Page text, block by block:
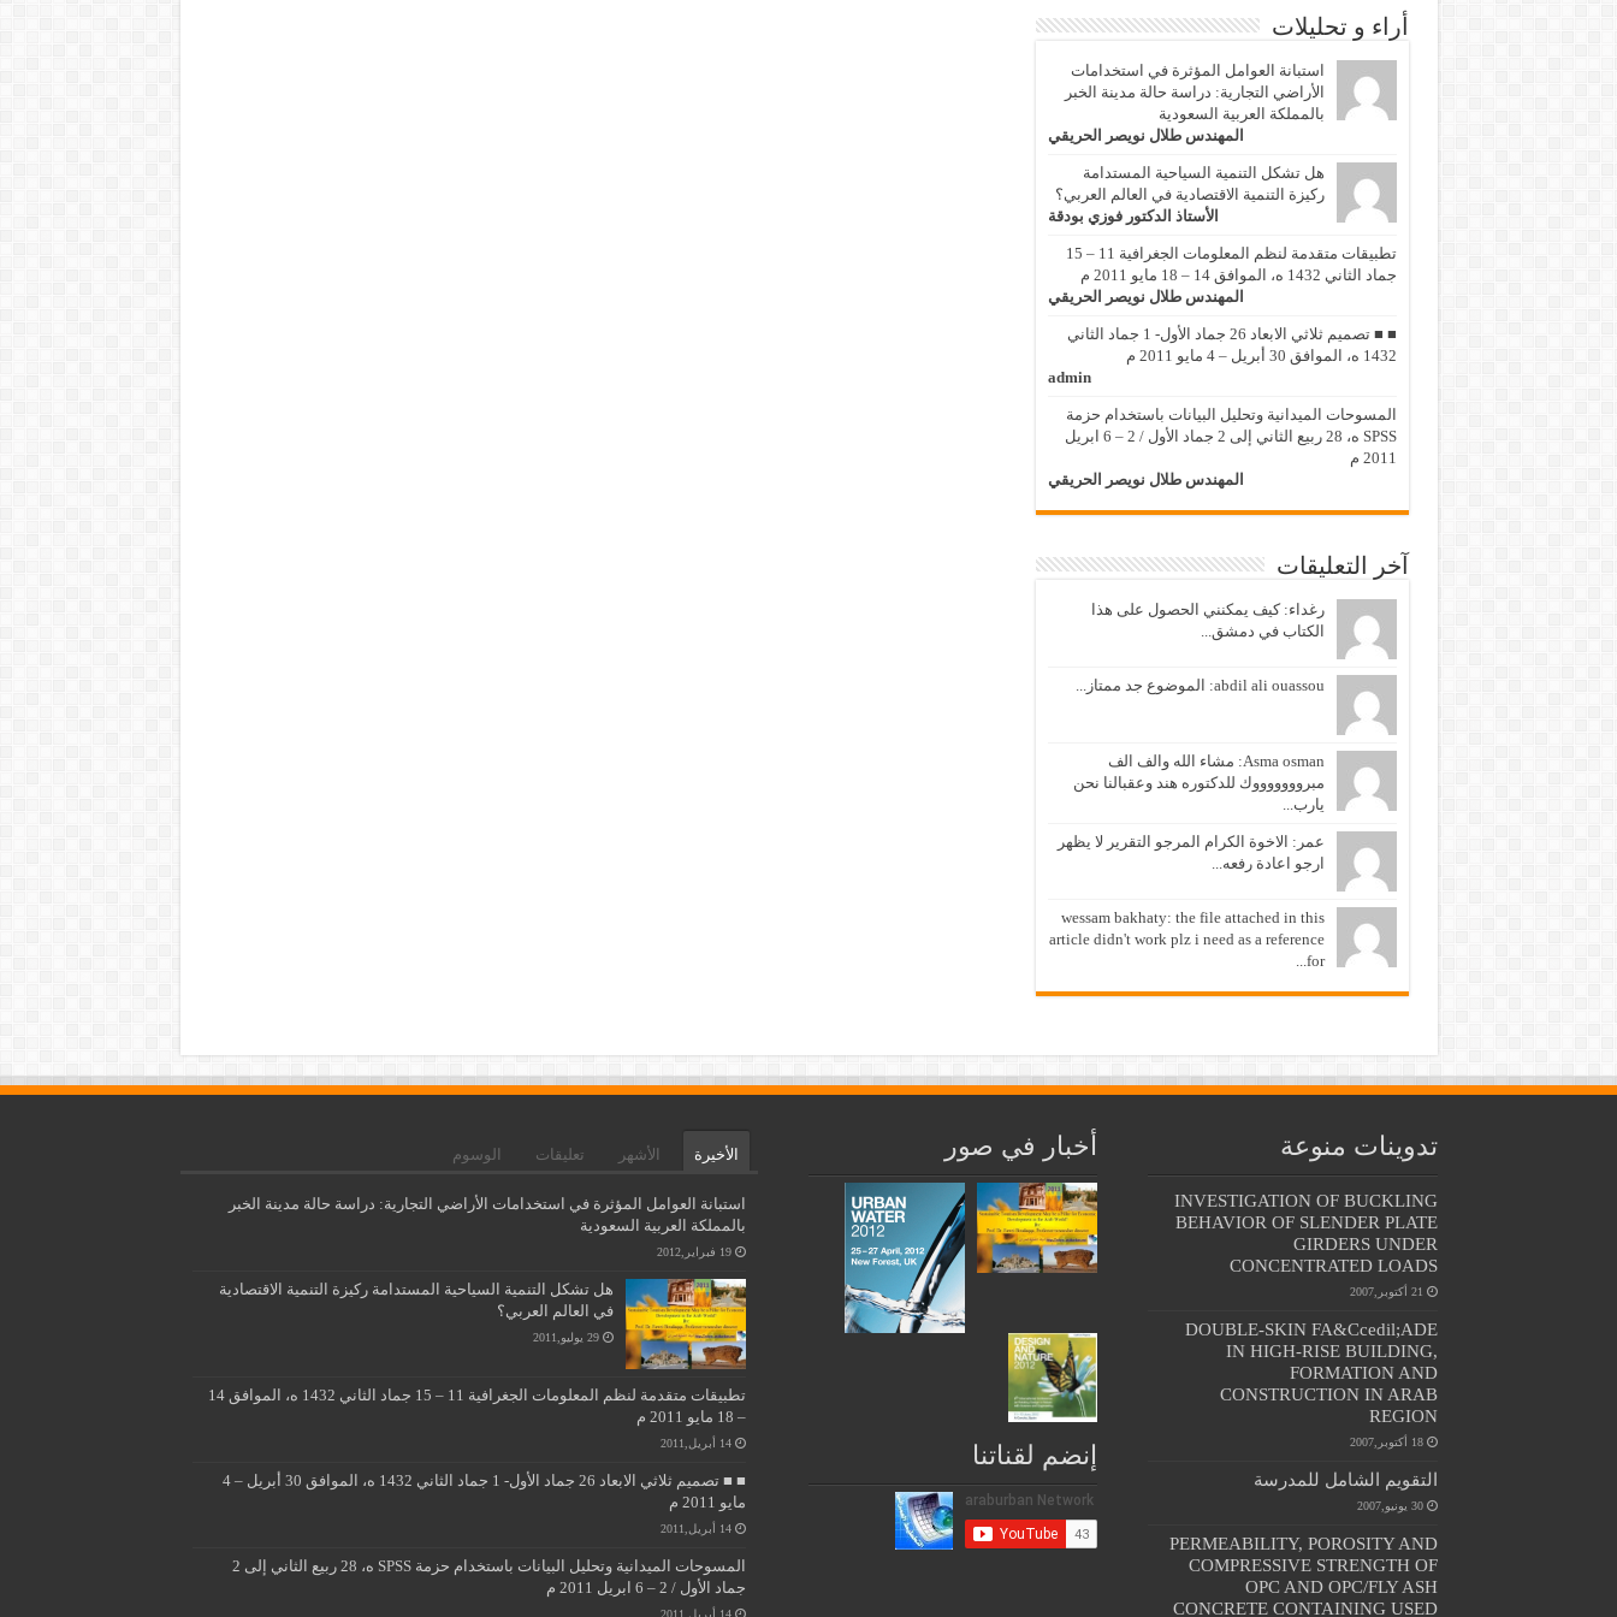
أراء و تحليلات
استبانة العوامل المؤثرة في استخدامات
الأراضي التجارية: دراسة حالة مدينة الخبر
بالمملكة العربية السعودية
المهندس طلال نويصر الحريقي
هل تشكل التنمية السياحية المستدامة
ركيزة التنمية الاقتصادية في العالم العربي؟
الأستاذ الدكتور فوزي بودقة
تطبيقات متقدمة لنظم المعلومات الجغرافية 11 – 15
جماد الثاني 1432 ه، الموافق 14 – 18 مايو 2011 م
المهندس طلال نويصر الحريقي
■ ■ تصميم ثلاثي الابعاد 26 جماد الأول- 1 جماد الثاني
1432 ه، الموافق 30 أبريل – 4 مايو 2011 م
admin
المسوحات الميدانية وتحليل البيانات باستخدام حزمة
SPSS ه، 28 ربيع الثاني إلى 2 جماد الأول / 2 – 6 ابريل
2011 م
المهندس طلال نويصر الحريقي
آخر التعليقات
رغداء: كيف يمكنني الحصول على هذا
الكتاب في دمشق...
abdil ali ouassou: الموضوع جد ممتاز...
Asma osman: مشاء الله والف الف
مبروووووووك للدكتوره هند وعقبالنا نحن
يارب...
عمر: الاخوة الكرام المرجو التقرير لا يظهر
ارجو اعادة رفعه...
wessam bakhaty: the file attached in this
article didn't work plz i need as a reference
for...
تدوينات منوعة
INVESTIGATION OF BUCKLING
BEHAVIOR OF SLENDER PLATE
GIRDERS UNDER
CONCENTRATED LOADS
21 أكتوبر,2007
DOUBLE-SKIN FA&Ccedil;ADE
IN HIGH-RISE BUILDING,
FORMATION AND
CONSTRUCTION IN ARAB
REGION
18 أكتوبر,2007
التقويم الشامل للمدرسة
30 يونيو,2007
PERMEABILITY, POROSITY AND
COMPRESSIVE STRENGTH OF
OPC AND OPC/FLY ASH
CONCRETE CONTAINING USED
أخبار في صور
إنضم لقناتنا
الأخيرة الأشهر تعليقات الوسوم
استبانة العوامل المؤثرة في استخدامات الأراضي التجارية: دراسة حالة مدينة الخبر
بالمملكة العربية السعودية
19 فبراير,2012
هل تشكل التنمية السياحية المستدامة ركيزة التنمية الاقتصادية
في العالم العربي؟
29 يوليو,2011
تطبيقات متقدمة لنظم المعلومات الجغرافية 11 – 15 جماد الثاني 1432 ه، الموافق 14
– 18 مايو 2011 م
14 أبريل,2011
■ ■ تصميم ثلاثي الابعاد 26 جماد الأول- 1 جماد الثاني 1432 ه، الموافق 30 أبريل – 4
مايو 2011 م
14 أبريل,2011
المسوحات الميدانية وتحليل البيانات باستخدام حزمة SPSS ه، 28 ربيع الثاني إلى 2
جماد الأول / 2 – 6 ابريل 2011 م
14 أبريل,2011